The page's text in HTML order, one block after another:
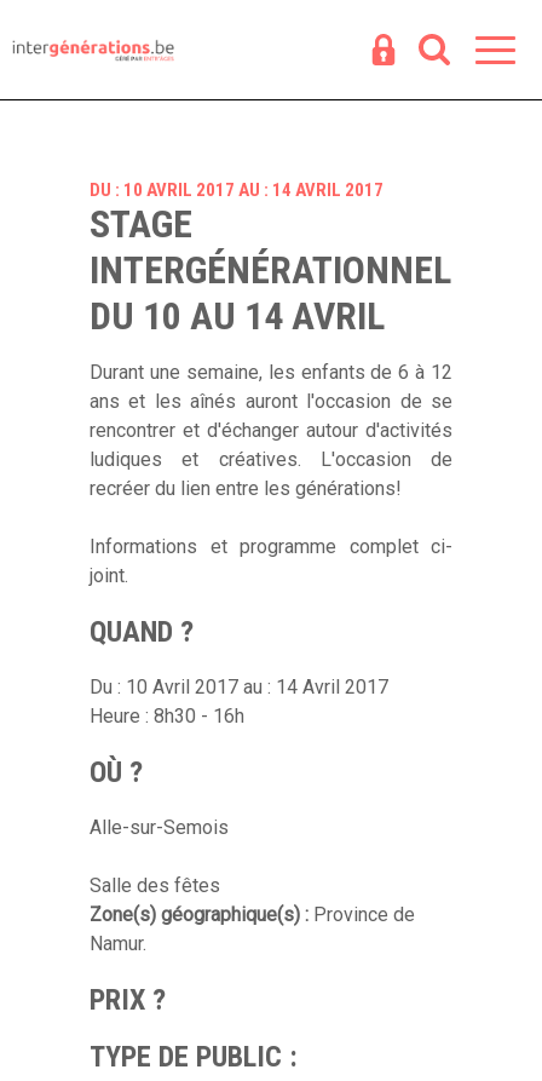
DU : 10 AVRIL 2017 AU : 14 AVRIL 2017
STAGE
INTERGÉNÉRATIONNEL
DU 10 AU 14 AVRIL
Durant une semaine, les enfants de 6 à 12
ans et les aînés auront l'occasion de se
rencontrer et d'échanger autour d'activités
ludiques et créatives. L'occasion de
recréer du lien entre les générations!
Informations et programme complet ci-
joint.
QUAND ?
Du : 10 Avril 2017 au : 14 Avril 2017
Heure : 8h30 - 16h
OÙ ?
Alle-sur-Semois
Salle des fêtes
Zone(s) géographique(s) : Province de
Namur.
PRIX ?
TYPE DE PUBLIC :